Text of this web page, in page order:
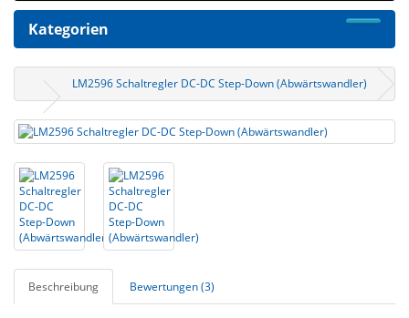
Kategorien
LM2596 Schaltregler DC-DC Step-Down (Abwärtswandler)
Beschreibung Bewertungen (3)